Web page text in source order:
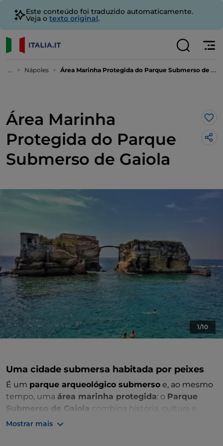
Este conteúdo foi traduzido automaticamente.
Veja o texto original.
... Nápoles Área Marinha Protegida do Parque Submerso de Gaiola
Área Marinha
Protegida do Parque
Submerso de Gaiola
1/10
Uma cidade submersa habitada por peixes
É um parque arqueológico submerso e, ao mesmo
tempo, uma área marinha protegida: o Parque
Submerso de Gaiola combina história, cultura e
natureza. O mar em redor das duas ilhotas ligadas
Mostrar mais